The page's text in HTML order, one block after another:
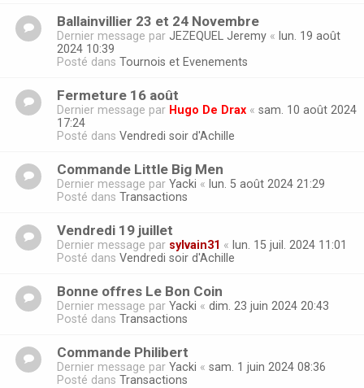
Ballainvillier 23 et 24 Novembre
Dernier message par JEZEQUEL Jeremy « lun. 19 août
2024 10:39
Posté dans Tournois et Evenements
Fermeture 16 août
Dernier message par Hugo De Drax « sam. 10 août 2024
17:24
Posté dans Vendredi soir d'Achille
Commande Little Big Men
Dernier message par Yacki « lun. 5 août 2024 21:29
Posté dans Transactions
Vendredi 19 juillet
Dernier message par sylvain31 « lun. 15 juil. 2024 11:01
Posté dans Vendredi soir d'Achille
Bonne offres Le Bon Coin
Dernier message par Yacki « dim. 23 juin 2024 20:43
Posté dans Transactions
Commande Philibert
Dernier message par Yacki « sam. 1 juin 2024 08:36
Posté dans Transactions